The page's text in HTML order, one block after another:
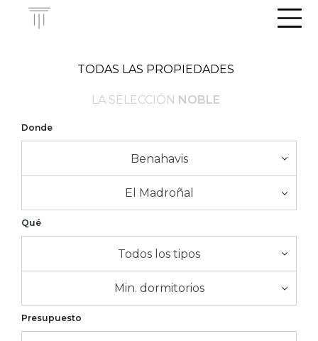
TODAS LAS PROPIEDADES
LA SELECCIÓN NOBLE
Donde
Benahavis
El Madroñal
Qué
Todos los tipos
Min. dormitorios
Presupuesto